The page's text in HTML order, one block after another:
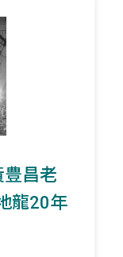
豊昌老
龍20年